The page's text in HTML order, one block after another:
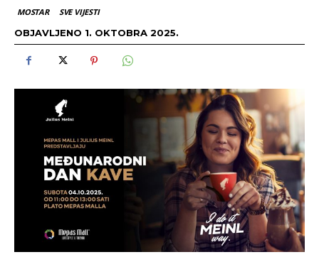
MOSTAR SVE VIJESTI
OBJAVLJENO 1. OKTOBRA 2025.